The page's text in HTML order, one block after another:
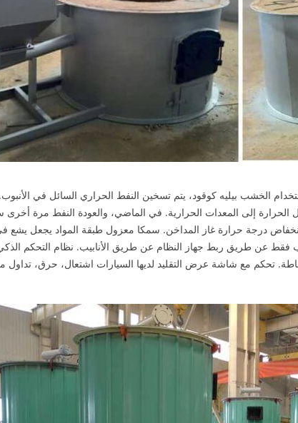
الخشب بيليه كوقود، يتم تسخين النفط الحراري السائل في
الحرارة إلى المعدات الحرارية. في الماضي، والعودة النفط مرة
درجة حرارة غاز المداخن. سمكا معزول طبقة المواد يجعل يشع
عن طريق ربط جهاز النظام عن طريق الأنابيب. نظام التحكم
تحكم مع شاشة عرض التقليد لديها السيارات اشتعال، حرق،